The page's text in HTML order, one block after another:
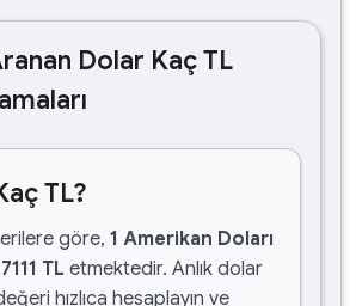
Dolar Kaç TL
TL?
göre, 1 Amerikan Doları
TL etmektedir. Anlık dolar
hızlıca hesaplayın ve